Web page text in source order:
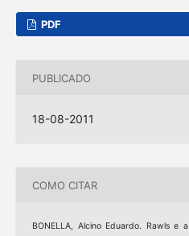
PDF
PUBLICADO
18-08-2011
COMO CITAR
BONELLA, Alcino Eduardo. Rawls e